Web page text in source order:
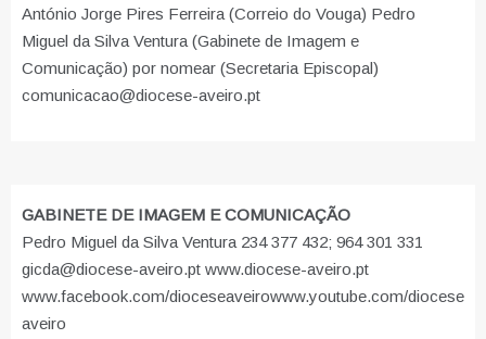
António Jorge Pires Ferreira (Correio do Vouga) Pedro
Miguel da Silva Ventura (Gabinete de Imagem e
Comunicação) por nomear (Secretaria Episcopal)
comunicacao@diocese-aveiro.pt
GABINETE DE IMAGEM E COMUNICAÇÃO
Pedro Miguel da Silva Ventura 234 377 432; 964 301 331
gicda@diocese-aveiro.pt www.diocese-aveiro.pt
www.facebook.com/dioceseaveirowww.youtube.com/diocese
aveiro